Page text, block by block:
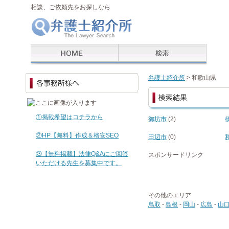
相談、ご依頼先をお探しなら
弁護士紹介所 > 和歌山県
御坊市 (2)
田辺市 (0)
スポンサードリンク
その他のエリア
鳥取 - 島根 - 岡山 - 広島 - 山
①掲載希望はコチラから
②HP【無料】作成＆格安SEO
③【無料掲載】法律Q&Aにご回答
いただける先生を募集中です。